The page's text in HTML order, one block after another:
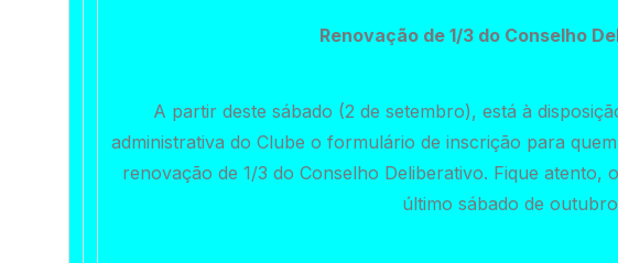
Renovação de 1/3 do Conselho
A partir deste sábado (2 de setembro), está à
administrativa do Clube o formulário de inscrição para
renovação de 1/3 do Conselho Deliberativo. Fique
último sábado de